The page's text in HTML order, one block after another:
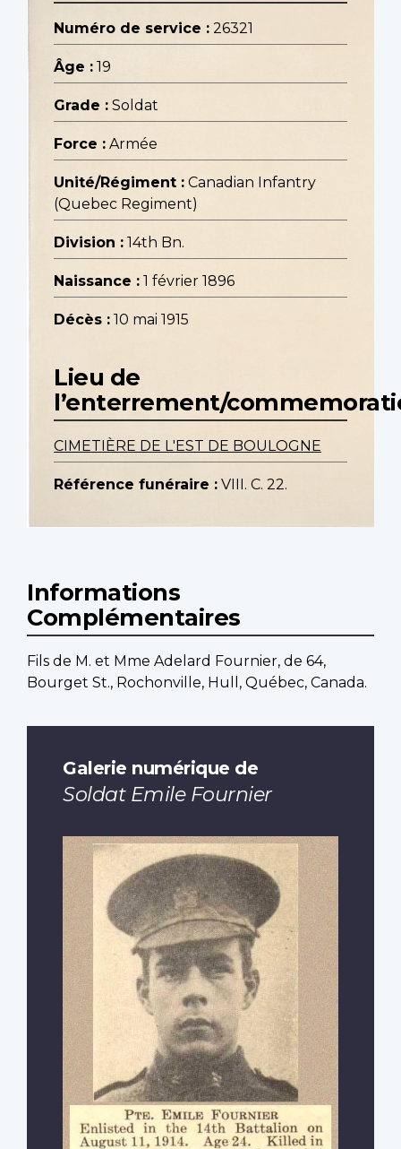
Numéro de service : 26321
Âge : 19
Grade : Soldat
Force : Armée
Unité/Régiment : Canadian Infantry
(Quebec Regiment)
Division : 14th Bn.
Naissance : 1 février 1896
Décès : 10 mai 1915
Lieu de
l’enterrement/
CIMETIÈRE DE L'EST DE BOULOGNE
Référence funéraire : VIII. C. 22.
Informations
Complémentaires
Fils de M. et Mme Adelard Fournier, de 64,
Bourget St., Rochonville, Hull, Québec, Canada.
Galerie numérique de
Soldat Emile Fournier